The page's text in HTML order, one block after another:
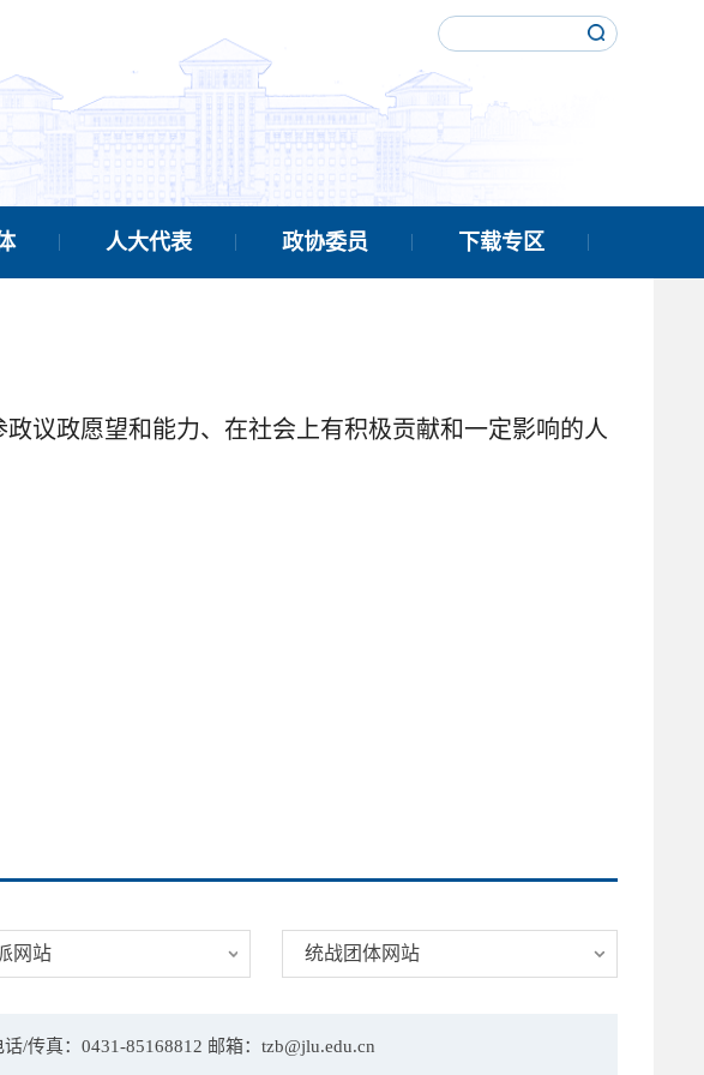
人大代表 政协委员 下载专区
议政愿望和能力、在社会上有积极贡献和一定影响的人
网站 统战团体网站
传真：0431-85168812 邮箱：tzb@jlu.edu.cn